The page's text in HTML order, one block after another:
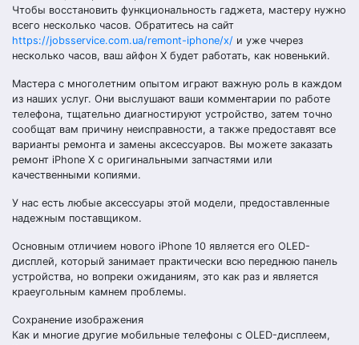
Чтобы восстановить функциональность гаджета, мастеру нужно
всего несколько часов. Обратитесь на сайт
https://jobsservice.com.ua/remont-iphone/x/ и уже ччерез
несколько часов, ваш айфон Х будет работать, как новенький.
Мастера с многолетним опытом играют важную роль в каждом
из наших услуг. Они выслушают ваши комментарии по работе
телефона, тщательно диагностируют устройство, затем точно
сообщат вам причину неисправности, а также предоставят все
варианты ремонта и замены аксессуаров. Вы можете заказать
ремонт iPhone X с оригинальными запчастями или
качественными копиями.
У нас есть любые аксессуары этой модели, предоставленные
надежным поставщиком.
Основным отличием нового iPhone 10 является его OLED-
дисплей, который занимает практически всю переднюю панель
устройства, но вопреки ожиданиям, это как раз и является
краеугольным камнем проблемы.
Сохранение изображения
Как и многие другие мобильные телефоны с OLED-дисплеем,